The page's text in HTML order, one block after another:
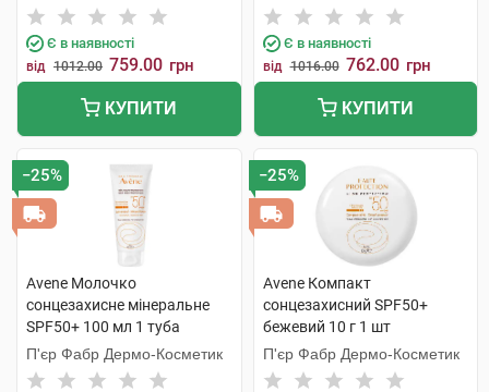
Є в наявності
від 1012.00 759.00 грн
КУПИТИ
Є в наявності
від 1016.00 762.00 грн
КУПИТИ
−25%
Avene Молочко
сонцезахисне мінеральне
SPF50+ 100 мл 1 туба
П'єр Фабр Дермо-Косметик
−25%
Avene Компакт
сонцезахисний SPF50+
бежевий 10 г 1 шт
П'єр Фабр Дермо-Косметик